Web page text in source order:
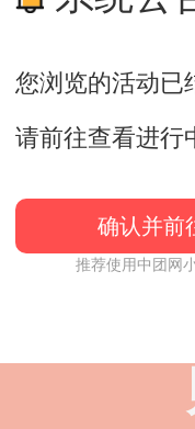
3000元
15元
您浏览的活动已
请前往查看进行
确认并前
推荐使用中团网